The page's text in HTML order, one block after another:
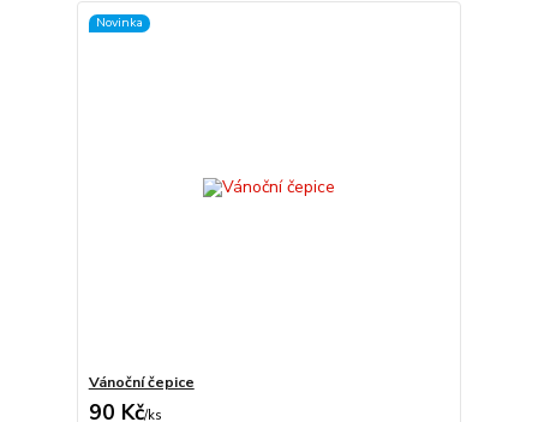
Novinka
Vánoční čepice
90 Kč/ks